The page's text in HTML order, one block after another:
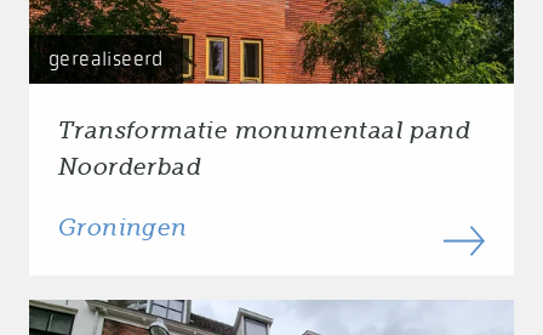
gerealiseerd
Transformatie monumentaal pand
Noorderbad
Groningen